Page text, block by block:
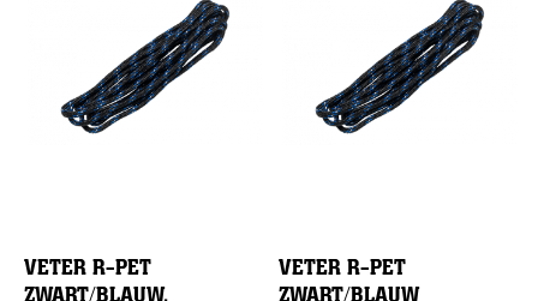
VETER R-PET
ZWART/BLAUW,
VETER R-PET
ZWART/BLAUW